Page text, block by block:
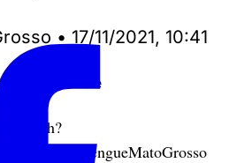
• 17/11/2021, 10:41
Anuncie
watch?